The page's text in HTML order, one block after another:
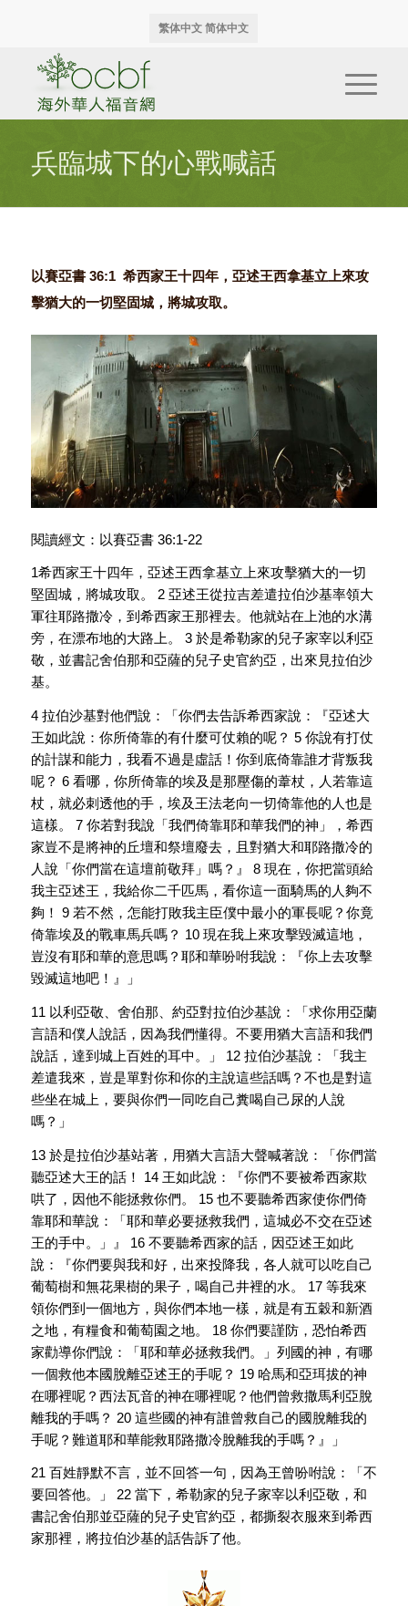
繁体中文 简体中文
兵臨城下的心戰喊話
以賽亞書 36:1 希西家王十四年，亞述王西拿基立上來攻
擊猶大的一切堅固城，將城攻取。
閱讀經文：以賽亞書 36:1-22
1希西家王十四年，亞述王西拿基立上來攻擊猶大的一切
堅固城，將城攻取。 2 亞述王從拉吉差遣拉伯沙基率領大
軍往耶路撒冷，到希西家王那裡去。他就站在上池的水溝
旁，在漂布地的大路上。 3 於是希勒家的兒子家宰以利亞
敬，並書記舍伯那和亞薩的兒子史官約亞，出來見拉伯沙
基。
4 拉伯沙基對他們說：「你們去告訴希西家說：『亞述大
王如此說：你所倚靠的有什麼可仗賴的呢？ 5 你說有打仗
的計謀和能力，我看不過是虛話！你到底倚靠誰才背叛我
呢？ 6 看哪，你所倚靠的埃及是那壓傷的葦杖，人若靠這
杖，就必刺透他的手，埃及王法老向一切倚靠他的人也是
這樣。 7 你若對我說「我們倚靠耶和華我們的神」，希西
家豈不是將神的丘壇和祭壇廢去，且對猶大和耶路撒冷的
人說「你們當在這壇前敬拜」嗎？』 8 現在，你把當頭給
我主亞述王，我給你二千匹馬，看你這一面騎馬的人夠不
夠！ 9 若不然，怎能打敗我主臣僕中最小的軍長呢？你竟
倚靠埃及的戰車馬兵嗎？ 10 現在我上來攻擊毀滅這地，
豈沒有耶和華的意思嗎？耶和華吩咐我說：『你上去攻擊
毀滅這地吧！』」
11 以利亞敬、舍伯那、約亞對拉伯沙基說：「求你用亞蘭
言語和僕人說話，因為我們懂得。不要用猶大言語和我們
說話，達到城上百姓的耳中。」 12 拉伯沙基說：「我主
差遣我來，豈是單對你和你的主說這些話嗎？不也是對這
些坐在城上，要與你們一同吃自己糞喝自己尿的人說
嗎？」
13 於是拉伯沙基站著，用猶大言語大聲喊著說：「你們當
聽亞述大王的話！ 14 王如此說：『你們不要被希西家欺
哄了，因他不能拯救你們。 15 也不要聽希西家使你們倚
靠耶和華說：「耶和華必要拯救我們，這城必不交在亞述
王的手中。」』 16 不要聽希西家的話，因亞述王如此
說：『你們要與我和好，出來投降我，各人就可以吃自己
葡萄樹和無花果樹的果子，喝自己井裡的水。 17 等我來
領你們到一個地方，與你們本地一樣，就是有五穀和新酒
之地，有糧食和葡萄園之地。 18 你們要謹防，恐怕希西
家勸導你們說：「耶和華必拯救我們。」列國的神，有哪
一個救他本國脫離亞述王的手呢？ 19 哈馬和亞珥拔的神
在哪裡呢？西法瓦音的神在哪裡呢？他們曾救撒馬利亞脫
離我的手嗎？ 20 這些國的神有誰曾救自己的國脫離我的
手呢？難道耶和華能救耶路撒冷脫離我的手嗎？』」
21 百姓靜默不言，並不回答一句，因為王曾吩咐說：「不
要回答他。」 22 當下，希勒家的兒子家宰以利亞敬，和
書記舍伯那並亞薩的兒子史官約亞，都撕裂衣服來到希西
家那裡，將拉伯沙基的話告訴了他。